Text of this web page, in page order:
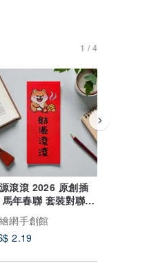
1 / 4
滾滾 2026 原創插
年春聯 套裝對聯
網手創館
2.19